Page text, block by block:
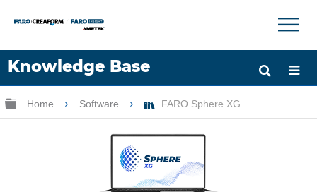
Knowledge Base
Lingua
Chiedere aiuto Accesso
×
Ingrandisci/riduci gerarchia globale
Home Software FARO Sphere XG